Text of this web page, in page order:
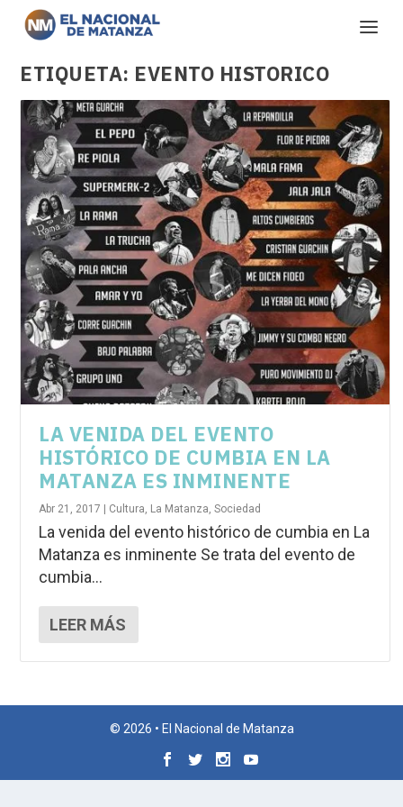
ETIQUETA: EVENTO HISTORICO
LA VENIDA DEL EVENTO
HISTÓRICO DE CUMBIA EN LA
MATANZA ES INMINENTE
Abr 21, 2017 Cultura, La Matanza,Sociedad
La venida del evento histórico de cumbia en La
Matanza es inminente Se trata del evento de
cumbia...
LEER MÁS
© 2026 • El Nacional de Matanza